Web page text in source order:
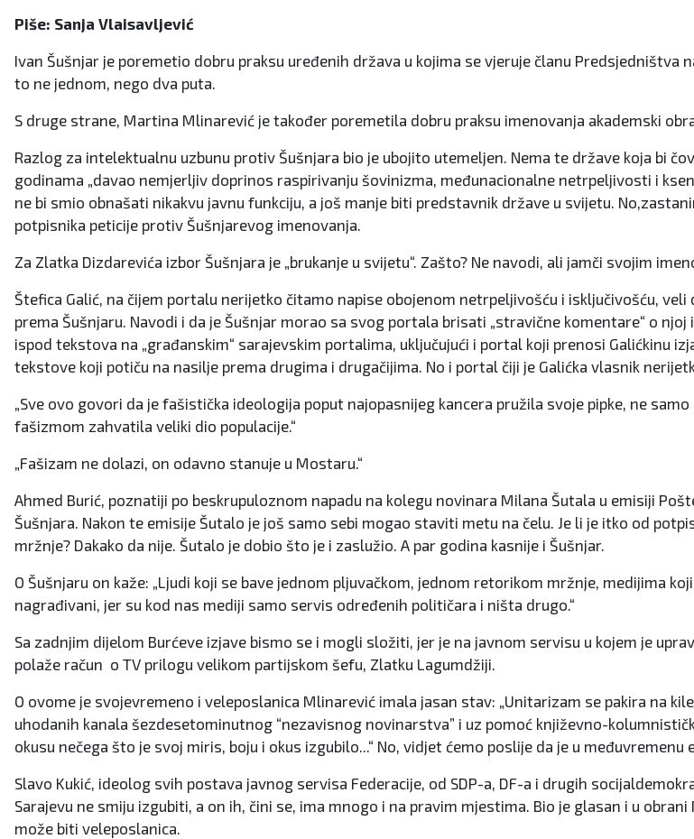
Piše: Sanja Vlaisavljević
Ivan Šušnjar je poremetio dobru praksu uređenih država u kojima se vjeruje članu
to ne jednom, nego dva puta.
S druge strane, Martina Mlinarević je također poremetila dobru praksu imenovanja akademski
Razlog za intelektualnu uzbunu protiv Šušnjara bio je ubojito utemeljen. Nema te države koja bi
godinama „davao nemjerljiv doprinos raspirivanju šovinizma, međunacionalne netrpeljivosti i
ne bi smio obnašati nikakvu javnu funkciju, a još manje biti predstavnik države u svijetu.
potpisnika peticije protiv Šušnjarevog imenovanja.
Za Zlatka Dizdarevića izbor Šušnjara je „brukanje u svijetu“. Zašto? Ne navodi, ali jamči svojim
Štefica Galić, na čijem portalu nerijetko čitamo napise obojenom netrpeljivošću i isključivošću,
prema Šušnjaru. Navodi i da je Šušnjar morao sa svog portala brisati „stravične komentare“ o
ispod tekstova na „građanskim“ sarajevskim portalima, uključujući i portal koji prenosi Galićkinu
tekstove koji potiču na nasilje prema drugima i drugačijima. No i portal čiji je Galićka vlasnik
„Sve ovo govori da je fašistička ideologija poput najopasnijeg kancera pružila svoje pipke, ne
fašizmom zahvatila veliki dio populacije.“
„Fašizam ne dolazi, on odavno stanuje u Mostaru.“
Ahmed Burić, poznatiji po beskrupuloznom napadu na kolegu novinara Milana Šutala u emisiji
Šušnjara. Nakon te emisije Šutalo je još samo sebi mogao staviti metu na čelu. Je li je itko od
mržnje? Dakako da nije. Šutalo je dobio što je i zaslužio. A par godina kasnije i Šušnjar.
O Šušnjaru on kaže: „Ljudi koji se bave jednom pljuvačkom, jednom retorikom mržnje, medijima
nagrađivani, jer su kod nas mediji samo servis određenih političara i ništa drugo.“
Sa zadnjim dijelom Burćeve izjave bismo se i mogli složiti, jer je na javnom servisu u kojem je
polaže račun o TV prilogu velikom partijskom šefu, Zlatku Lagumdžiji.
O ovome je svojevremeno i veleposlanica Mlinarević imala jasan stav: „Unitarizam se pakira na
uhodanih kanala šezdesetominutnog “nezavisnog novinarstva” i uz pomoć književno-
okusu nečega što je svoj miris, boju i okus izgubilo...“ No, vidjet ćemo poslije da je u međuvremenu
Slavo Kukić, ideolog svih postava javnog servisa Federacije, od SDP-a, DF-a i drugih
Sarajevu ne smiju izgubiti, a on ih, čini se, ima mnogo i na pravim mjestima. Bio je glasan i u
može biti veleposlanica.